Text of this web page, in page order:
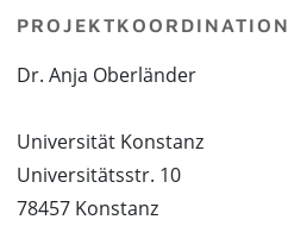
PROJEKTKOORDINATION
Dr. Anja Oberländer
Universität Konstanz
Universitätsstr. 10
78457 Konstanz